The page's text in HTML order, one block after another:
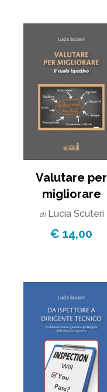
Valutare per
migliorare
di Lucia Scuteri
€ 14,00